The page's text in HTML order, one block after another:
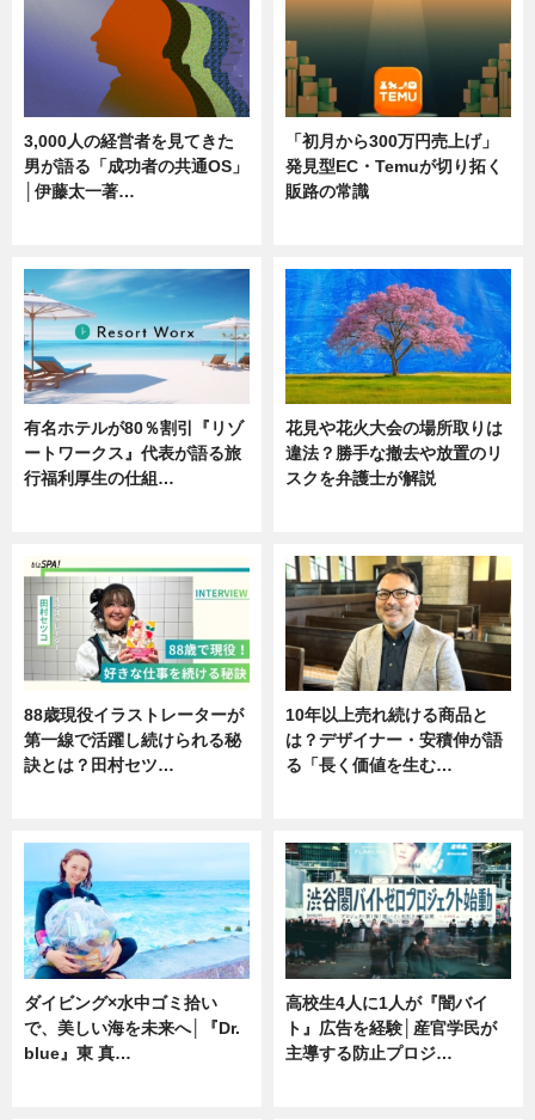
3,000人の経営者を見てきた
男が語る「成功者の共通OS」
│伊藤太一著…
「初月から300万円売上げ」
発見型EC・Temuが切り拓く
販路の常識
有名ホテルが80％割引『リゾ
ートワークス』代表が語る旅
行福利厚生の仕組…
花見や花火大会の場所取りは
違法？勝手な撤去や放置のリ
スクを弁護士が解説
88歳現役イラストレーターが
第一線で活躍し続けられる秘
訣とは？田村セツ…
10年以上売れ続ける商品と
は？デザイナー・安積伸が語
る「長く価値を生む…
ダイビング×水中ゴミ拾い
で、美しい海を未来へ│『Dr.
blue』東 真…
高校生4人に1人が『闇バイ
ト』広告を経験│産官学民が
主導する防止プロジ…